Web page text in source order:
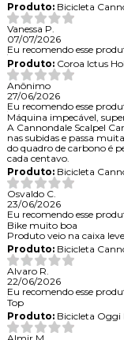
Produto:Bicicleta
Vanessa P.
07/07/2026
Eu recomendo esse
Produto:Coroa Ictus
Anônimo
27/06/2026
Eu recomendo esse
Máquina impecável,
A Cannondale Scalpel
nas subidas e passa
do quadro de carbono é
cada centavo.
Produto:Bicicleta
Osvaldo C.
23/06/2026
Eu recomendo esse
Bike muito boa
Produto veio na caixa
Produto:Bicicleta
Alvaro R.
22/06/2026
Eu recomendo esse
Top
Produto:Bicicleta Oggi